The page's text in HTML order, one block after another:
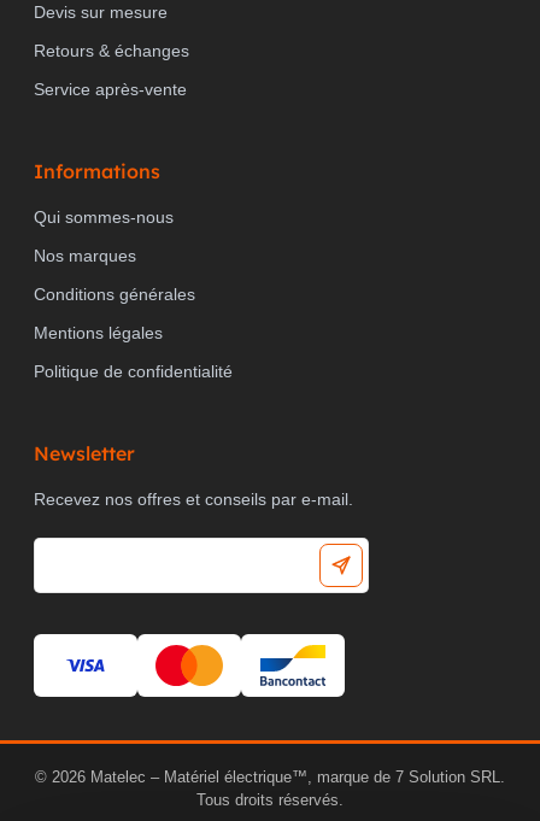
Devis sur mesure
Retours & échanges
Service après-vente
Informations
Qui sommes-nous
Nos marques
Conditions générales
Mentions légales
Politique de confidentialité
Newsletter
Recevez nos offres et conseils par e-mail.
© 2026 Matelec – Matériel électrique™, marque de 7 Solution SRL.
Tous droits réservés.